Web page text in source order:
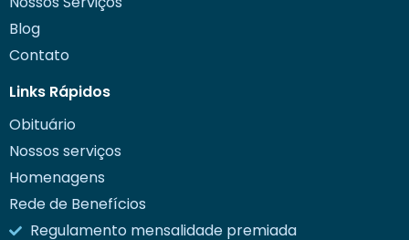
Blog
Contato
Links Rápidos
Obituário
Nossos serviços
Homenagens
Rede de Benefícios
Regulamento mensalidade premiada